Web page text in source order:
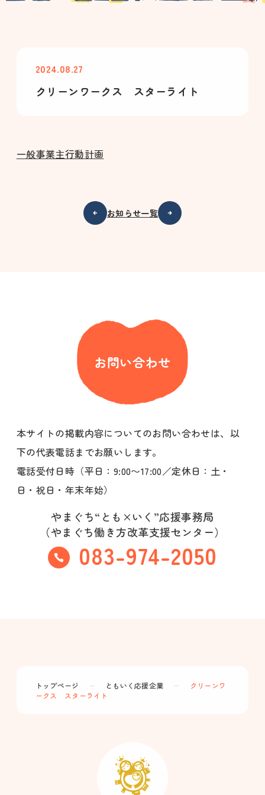
2024.08.27
クリーンワークス スターライト
一般事業主行動計画
お知らせ一覧
お問い合わせ
本サイトの掲載内容についてのお問い合わせは、以
下の代表電話までお願いします。
電話受付日時（平日：9:00〜17:00／定休日：土・
日・祝日・年末年始）
やまぐち“とも×いく”応援事務局
（やまぐち働き方改革支援センター）
083-974-2050
トップページ ー ともいく応援企業 ー
クリーンワ
ークス スターライト